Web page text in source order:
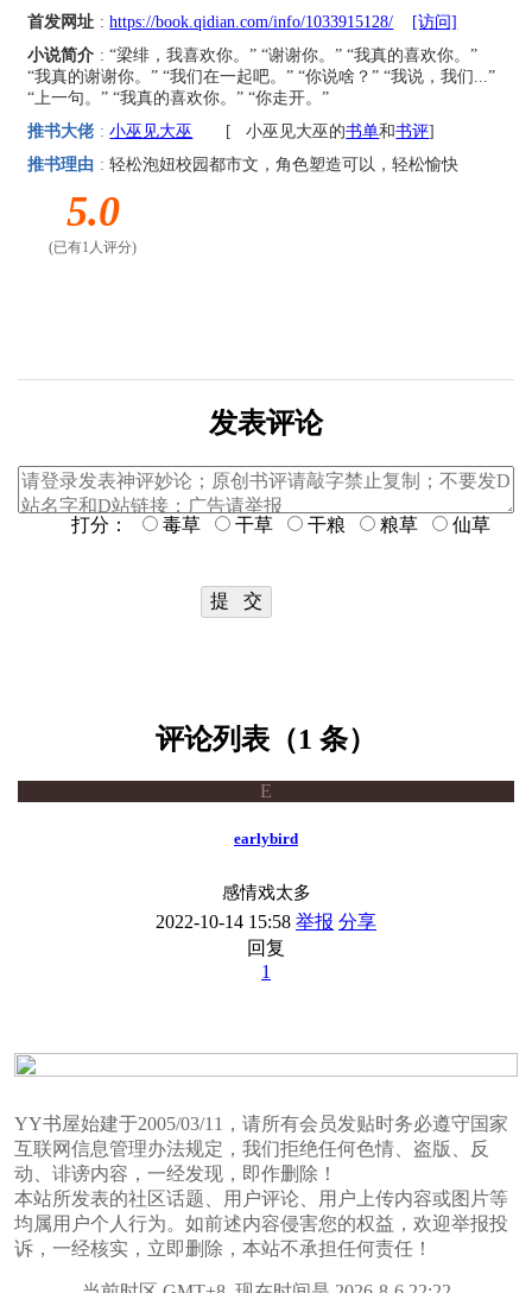
首发网址 :https://book.qidian.com/info/1033915128/
[访问]
小说简介 : “梁绯，我喜欢你。” “谢谢你。” “我真的喜欢你。”
“我真的谢谢你。” “我们在一起吧。” “你说啥？” “我说，我们...”
“上一句。” “我真的喜欢你。” “你走开。”
推书大佬 : 小巫见大巫 [ 小巫见大巫的书单和书评]
推书理由 : 轻松泡妞校园都市文，角色塑造可以，轻松愉快
5.0
(已有1人评分)
发表评论
打分： 毒草 干草 干粮 粮草 仙草
评论列表（1 条）
E
earlybird
感情戏太多
2022-10-14 15:58 举报 分享
回复
1
YY书屋始建于2005/03/11，请所有会员发贴时务必遵守国家
互联网信息管理办法规定，我们拒绝任何色情、盗版、反
动、诽谤内容，一经发现，即作删除！
本站所发表的社区话题、用户评论、用户上传内容或图片等
均属用户个人行为。如前述内容侵害您的权益，欢迎举报投
诉，一经核实，立即删除，本站不承担任何责任！